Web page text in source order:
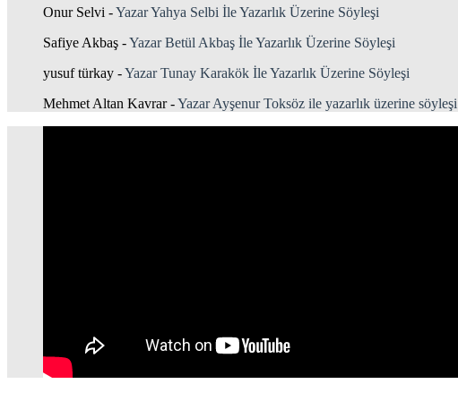
Onur Selvi -Yazar Yahya Selbi İle Yazarlık Üzerine Söyleşi
Safiye Akbaş -Yazar Betül Akbaş İle Yazarlık Üzerine Söyleşi
yusuf türkay -Yazar Tunay Karakök İle Yazarlık Üzerine Söyleşi
Mehmet Altan Kavrar-Yazar Ayşenur Toksöz ile yazarlık üzerine söyleşi